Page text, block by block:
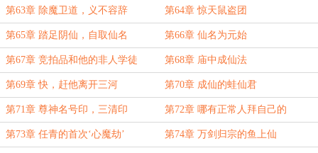
第63章 除魔卫道，义不容辞 第64章 惊天鼠盗团
第65章 踏足阴仙，自取仙名 第66章 仙名为元始
第67章 竞拍品和他的非人学徒 第68章 庙中成仙法
第69章 快，赶他离开三河 第70章 成仙的蛙仙君
第71章 尊神名号印，三清印 第72章 哪有正常人拜自己的
第73章 任青的首次‘心魔劫’ 第74章 万剑归宗的鱼上仙